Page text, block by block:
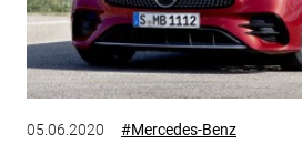
05.06.2020 #Mercedes-Benz